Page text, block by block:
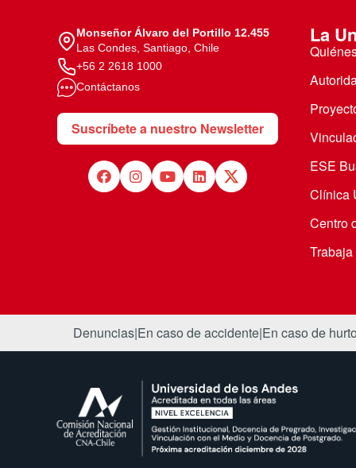
Monseñor Álvaro del Portillo 12.455
Las Condes, Santiago, Chile
+56 2 2618 1000
Contáctanos
Suscríbete a nuestro Newsletter
La
ESE
Clínica
Centro
Denuncias|En caso de accidente|En caso de hurto